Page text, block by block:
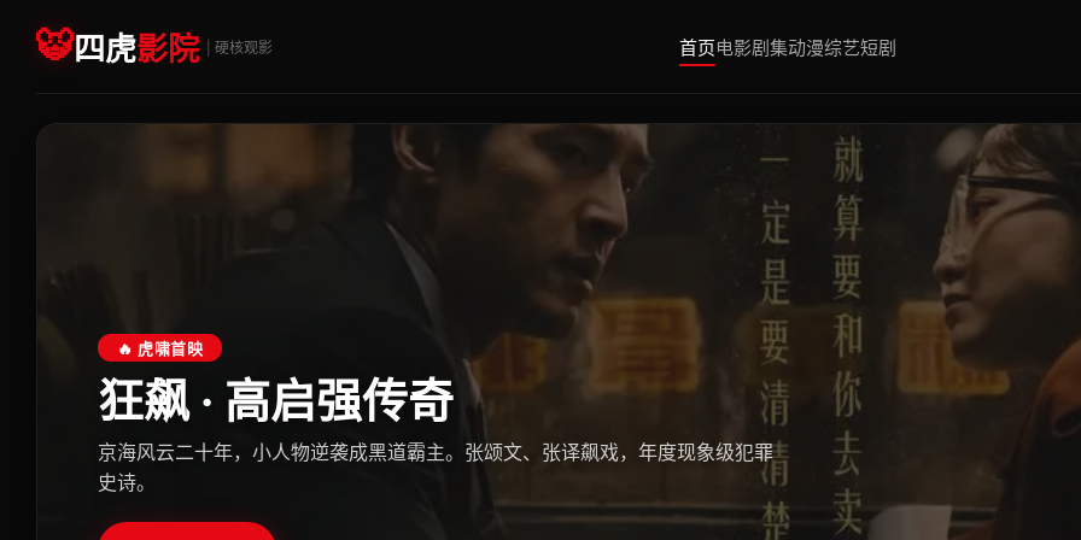
🐯四虎影院 | 硬核观影 首页电影剧集动漫综艺短剧
🔥 虎啸首映
狂飙 · 高启强传奇
京海风云二十年，小人物逆袭成黑道霸主。张颂文、张译飙戏，年度现象级犯罪
史诗。